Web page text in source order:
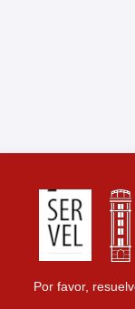
Por favor,